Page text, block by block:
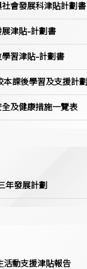
會發展科津貼計劃書
津貼-計劃書
習津貼-計劃書
課後學習及支援計劃
及健康措施一覽表
年發展計劃
動支援津貼報告